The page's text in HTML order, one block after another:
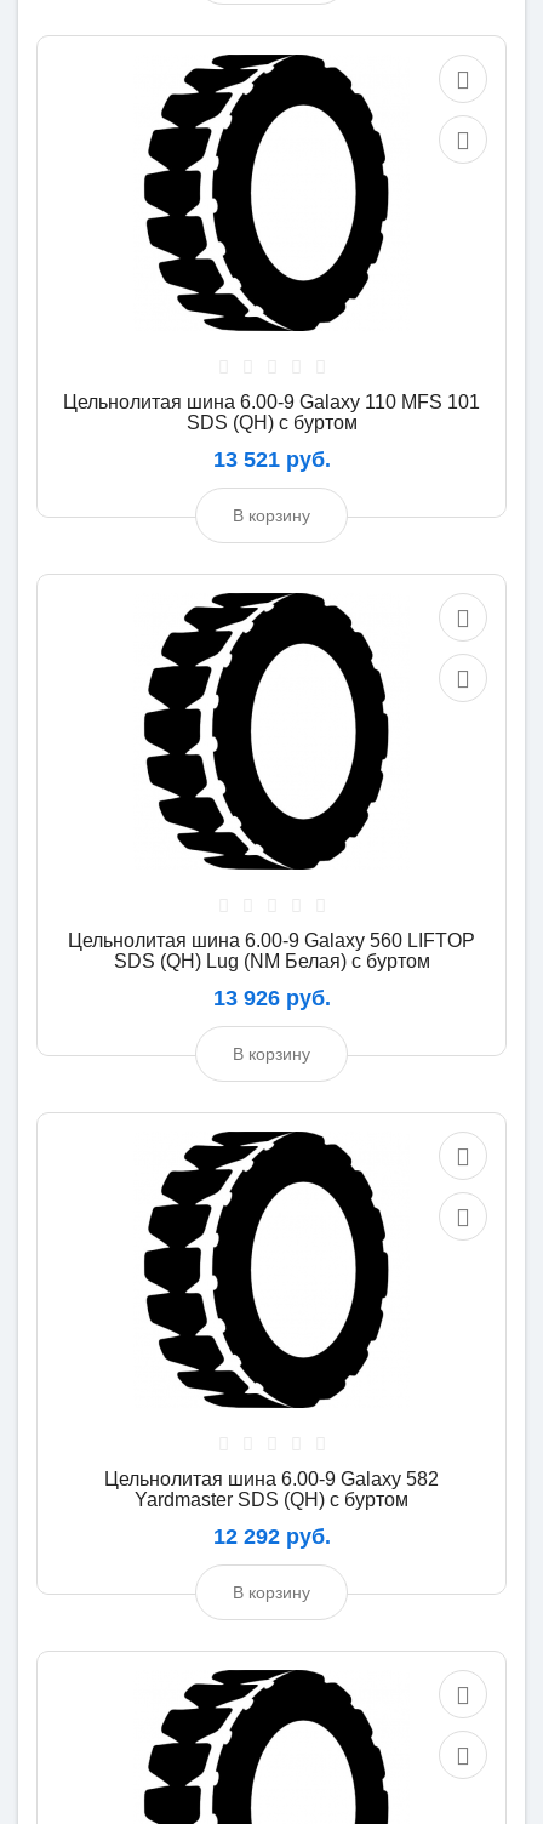
Цельнолитая шина 6.00-9 Galaxy 110 MFS 101
SDS (QH) с буртом
13 521 руб.
В корзину
Цельнолитая шина 6.00-9 Galaxy 560 LIFTOP
SDS (QH) Lug (NM Белая) с буртом
13 926 руб.
В корзину
Цельнолитая шина 6.00-9 Galaxy 582
Yardmaster SDS (QH) с буртом
12 292 руб.
В корзину